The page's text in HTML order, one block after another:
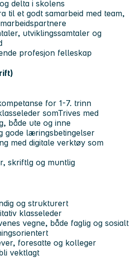
delta i skolens
til et godt samarbeid med team,
utviklingssamtaler og
profesjon felleskap
for 1-7. trinn
somTrives med
både ute og inne
gode læringsbetingelser
med digitale verktøy som
skriftlg og muntlig
og strukturert
klasseleder
vegne, både faglig og sosialt
foresatte og kolleger
vektlagt